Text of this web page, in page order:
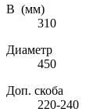
В (мм)
310
Диаметр
450
Доп. скоба
220-240